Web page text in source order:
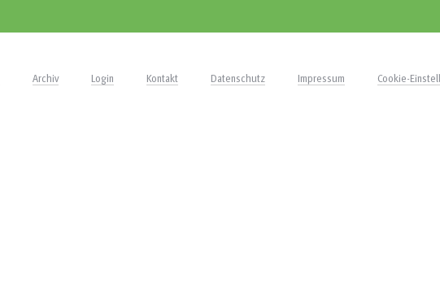
Archiv Login Kontakt Datenschutz Impressum Cookie-